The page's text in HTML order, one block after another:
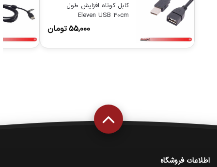
کابل کوتاه افزایش طول
Eleven USB 30cm
55,000تومان
اطلاعات فروشگاه